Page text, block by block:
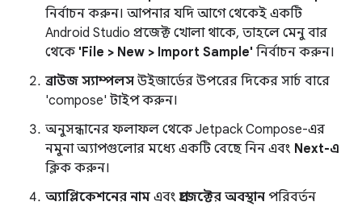
নির্বাচন করুন। আপনার যদি আগে থেকেই একটি
Android Studio প্রজেক্ট খোলা থাকে, তাহলে মেনু বার
থেকে 'File > New > Import Sample' নির্বাচন করুন।
ব্রাউজ স্যাম্পলস উইজার্ডের উপরের দিকের সার্চ বারে
'compose' টাইপ করুন।
অনুসন্ধানের ফলাফল থেকে Jetpack Compose-এর
নমুনা অ্যাপগুলোর মধ্যে একটি বেছে নিন এবং Next-এ
ক্লিক করুন।
অ্যাপ্লিকেশনের নাম এবং প্রজেক্টের অবস্থান পরিবর্তন